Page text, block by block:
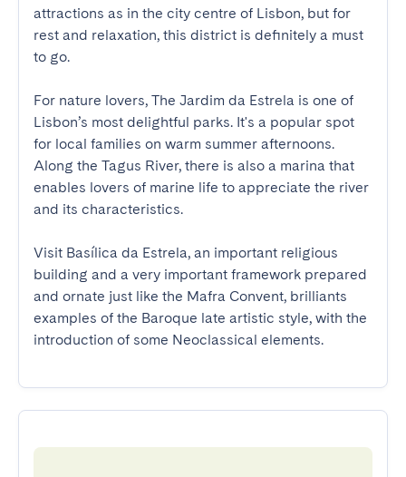
attractions as in the city centre of Lisbon, but for
rest and relaxation, this district is definitely a must
to go.
For nature lovers, The Jardim da Estrela is one of
Lisbon’s most delightful parks. It's a popular spot
for local families on warm summer afternoons.
Along the Tagus River, there is also a marina that
enables lovers of marine life to appreciate the river
and its characteristics.
Visit Basílica da Estrela, an important religious
building and a very important framework prepared
and ornate just like the Mafra Convent, brilliants
examples of the Baroque late artistic style, with the
introduction of some Neoclassical elements.